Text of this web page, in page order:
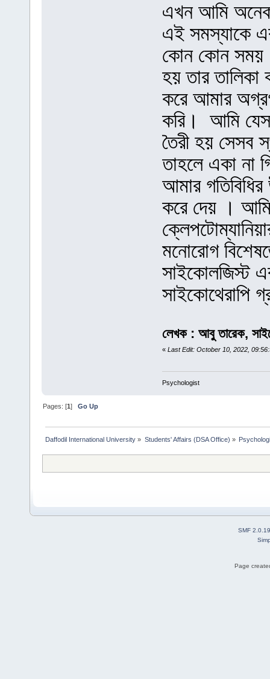
এখন আমি
এই সমস্যাকে
কোন কোন সময়
হয় তার
করে আমার
করি। আমি
তৈরী হয় সেসব
তাহলে একা না
আমার
করে দেয় । আমি
মনোরোগ
সাইকোলজিস্ট
সাইকোথেরাপি
লেখক : আবু তারেক,
« Last Edit: October 10, 2022,
Psychologist
Pages: [1]Go Up
Daffodil International University » Students' Affairs (DSA Office) »
SMF 2.0.19
Page